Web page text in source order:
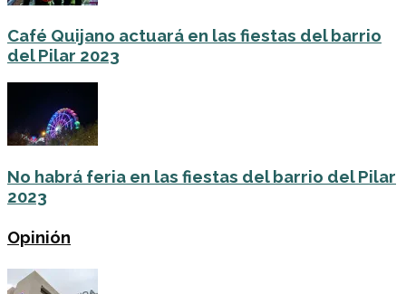
Café Quijano actuará en las fiestas del barrio
del Pilar 2023
No habrá feria en las fiestas del barrio del Pilar
2023
Opinión